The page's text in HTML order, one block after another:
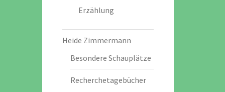
Erzählung
Heide Zimmermann
Besondere Schauplätze
Recherchetagebücher